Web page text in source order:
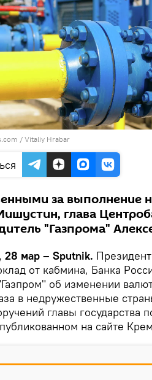
/Vitaliy Hrabar
за выполнение
глава
"Газпрома"
мар – Sputnik.
от кабмина, Банка
об изменении
в недружественные
главы государства
на сайте